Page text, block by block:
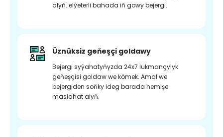
alyň. elýeterli bahada iň gowy bejergi.
Üznüksiz geňeşçi goldawy
Bejergi syýahatyňyzda 24x7 lukmançylyk
geňeşçisi goldaw we kömek. Amal we
bejergiden soňky ideg barada hemişe
maslahat alyň.